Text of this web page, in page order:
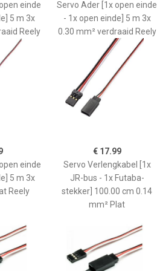
einde
5 m 3x
Reely
Servo Ader [1x open einde
- 1x open einde] 5 m 3x
0.30 mm² verdraaid Reely
einde
5 m 3x
Reely
€ 17.99
Servo Verlengkabel [1x
JR-bus - 1x Futaba-
stekker] 100.00 cm 0.14
mm² Plat